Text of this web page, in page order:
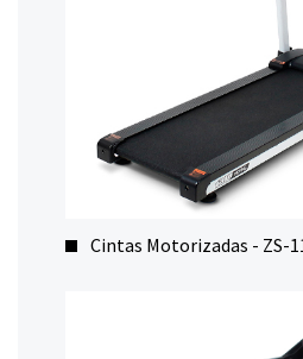
Cintas Motorizadas - ZS-